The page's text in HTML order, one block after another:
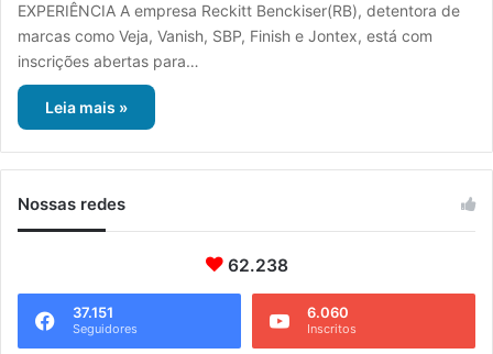
EXPERIÊNCIA A empresa Reckitt Benckiser(RB), detentora de
marcas como Veja, Vanish, SBP, Finish e Jontex, está com
inscrições abertas para…
Leia mais »
Nossas redes
62.238
37.151
Seguidores
6.060
Inscritos